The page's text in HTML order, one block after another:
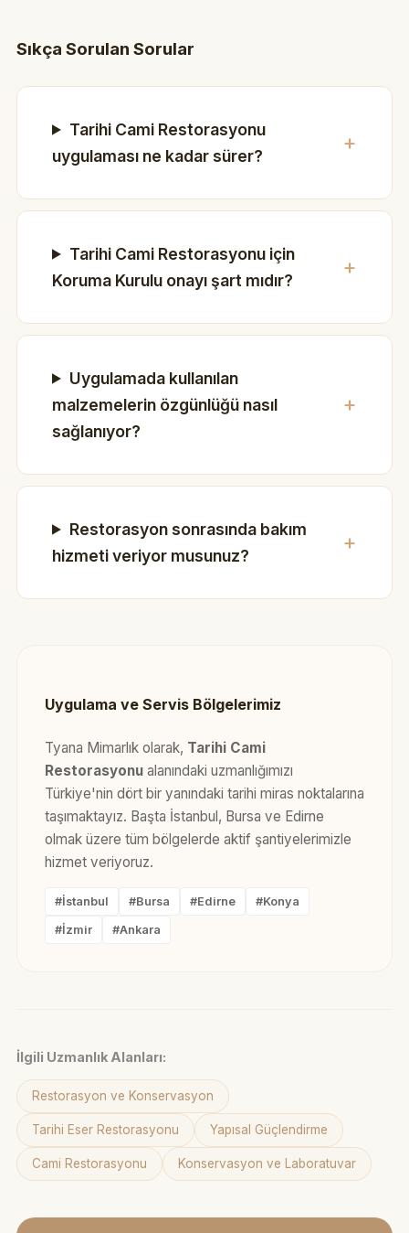
Sıkça Sorulan Sorular
Tarihi Cami Restorasyonu
uygulaması ne kadar sürer?
Tarihi Cami Restorasyonu için
Koruma Kurulu onayı şart mıdır?
Uygulamada kullanılan
malzemelerin özgünlüğü nasıl
sağlanıyor?
Restorasyon sonrasında bakım
hizmeti veriyor musunuz?
Uygulama ve Servis Bölgelerimiz
Tyana Mimarlık olarak, Tarihi Cami
Restorasyonualanındaki uzmanlığımızı
Türkiye'nin dört bir yanındaki tarihi miras noktalarına
taşımaktayız. Başta İstanbul, Bursa ve Edirne
olmak üzere tüm bölgelerde aktif şantiyelerimizle
hizmet veriyoruz.
#İstanbul #Bursa #Edirne #Konya
#İzmir #Ankara
İlgili Uzmanlık Alanları:
Restorasyon ve Konservasyon
Tarihi Eser Restorasyonu Yapısal Güçlendirme
Cami Restorasyonu Konservasyon ve Laboratuvar